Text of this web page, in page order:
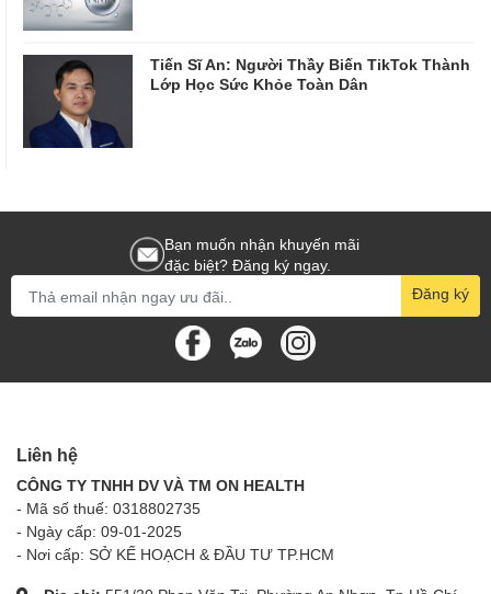
Tiến Sĩ An: Người Thầy Biến TikTok Thành
Lớp Học Sức Khỏe Toàn Dân
Bạn muốn nhận khuyến mãi
đặc biệt? Đăng ký ngay.
Đăng ký
Liên hệ
CÔNG TY TNHH DV VÀ TM ON HEALTH
- Mã số thuế: 0318802735
- Ngày cấp: 09-01-2025
- Nơi cấp: SỞ KẾ HOẠCH & ĐẦU TƯ TP.HCM